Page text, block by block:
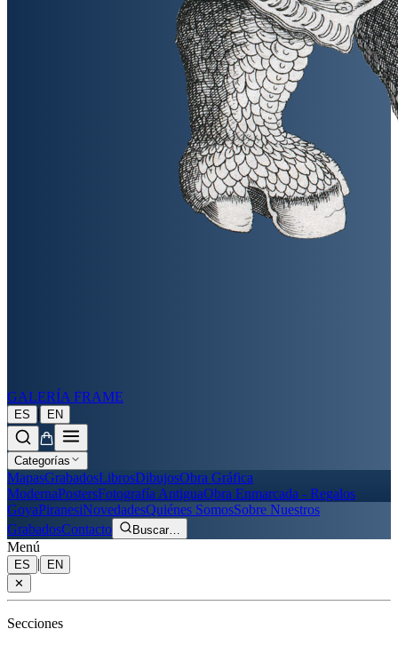
GALERÍA FRAME
ES | EN
Categorías
MapasGrabadosLibrosDibujosObra Gráfica
ModernaPostersFotografía AntiguaObra Enmarcada - Regalos
GoyaPiranesiNovedadesQuiénes SomosSobre Nuestros
GrabadosContacto Buscar…
Menú
ES |
EN
✕
Secciones